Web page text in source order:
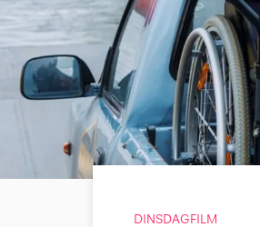
DINSDAGFILM